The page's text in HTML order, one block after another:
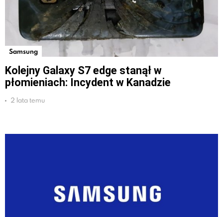
Samsung
Kolejny Galaxy S7 edge stanął w
płomieniach: Incydent w Kanadzie
2 lata temu